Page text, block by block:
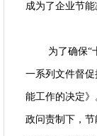
成为了企业节能
为了确保“
一系列文件督
能工作的决定
政问责制下，